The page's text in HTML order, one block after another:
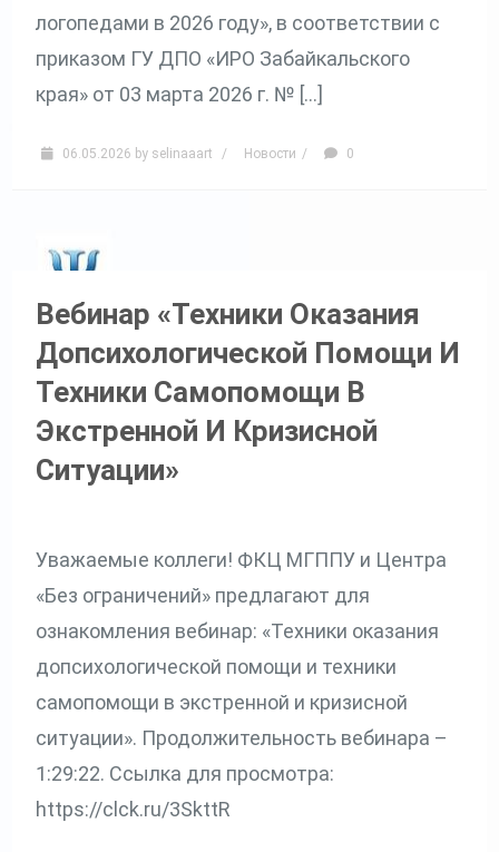
логопедами в 2026 году», в соответствии с
приказом ГУ ДПО «ИРО Забайкальского
края» от 03 марта 2026 г. № […]
06.05.2026 by selinaaart / Новости / 0
Вебинар «Техники Оказания
Допсихологической Помощи И
Техники Самопомощи В
Экстренной И Кризисной
Ситуации»
Уважаемые коллеги! ФКЦ МГППУ и Центра
«Без ограничений» предлагают для
ознакомления вебинар: «Техники оказания
допсихологической помощи и техники
самопомощи в экстренной и кризисной
ситуации». Продолжительность вебинара –
1:29:22. Ссылка для просмотра:
https://clck.ru/3SkttR